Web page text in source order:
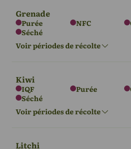
Asie
Mai - Nov Juillet - décembre
Amérique du
Sud
Sept - Nov
Grenade
Purée NFC
Séché
Voir périodes de récolte
L'Europe
Sept - Nov Sept - Nov
Kiwi
IQF Purée
Séché
Voir périodes de récolte
Litchi